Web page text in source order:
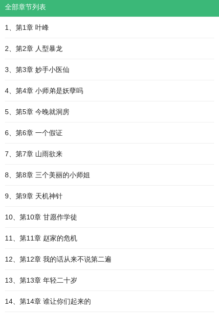
全部章节列表
1、第1章 叶峰
2、第2章 人型暴龙
3、第3章 妙手小医仙
4、第4章 小师弟是妖孽吗
5、第5章 今晚就洞房
6、第6章 一个假证
7、第7章 山雨欲来
8、第8章 三个美丽的小师姐
9、第9章 天机神针
10、第10章 甘愿作学徒
11、第11章 赵家的危机
12、第12章 我的话从来不说第二遍
13、第13章 年轻二十岁
14、第14章 谁让你们起来的